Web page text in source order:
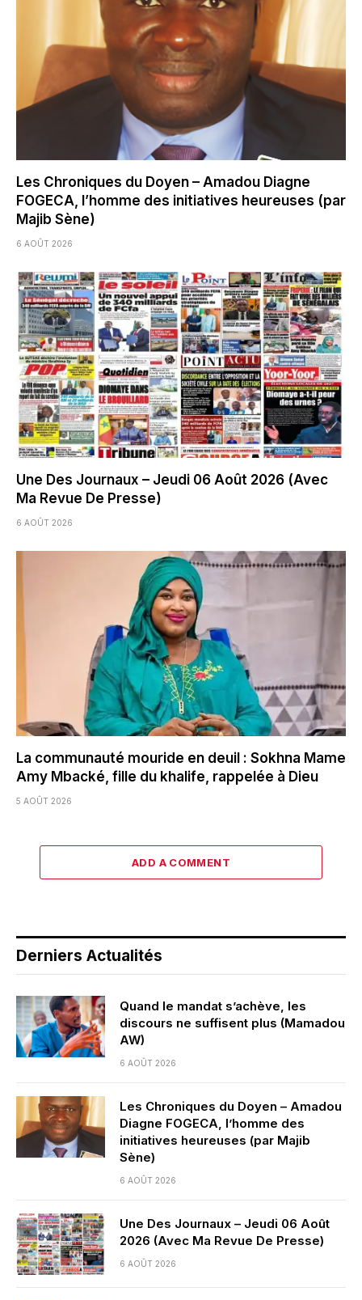
Les Chroniques du Doyen – Amadou Diagne
FOGECA, l’homme des initiatives heureuses (par
Majib Sène)
6 AOÛT 2026
Une Des Journaux – Jeudi 06 Août 2026 (Avec
Ma Revue De Presse)
6 AOÛT 2026
La communauté mouride en deuil : Sokhna Mame
Amy Mbacké, fille du khalife, rappelée à Dieu
5 AOÛT 2026
ADD A COMMENT
Derniers Actualités
Quand le mandat s’achève, les
discours ne suffisent plus (Mamadou
AW)
6 AOÛT 2026
Les Chroniques du Doyen – Amadou
Diagne FOGECA, l’homme des
initiatives heureuses (par Majib
Sène)
6 AOÛT 2026
Une Des Journaux – Jeudi 06 Août
2026 (Avec Ma Revue De Presse)
6 AOÛT 2026